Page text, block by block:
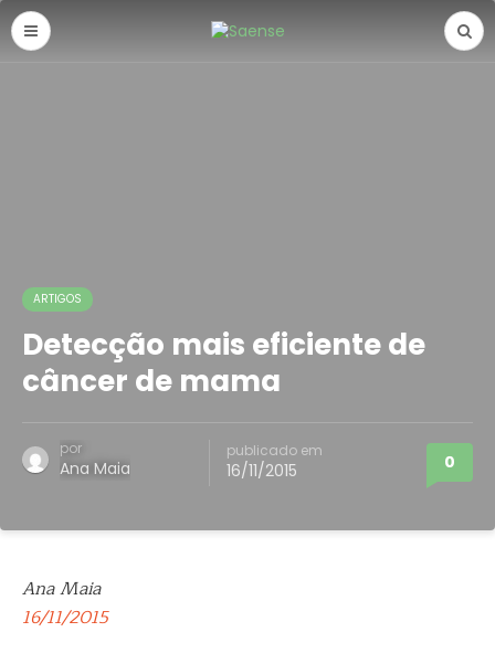
ARTIGOS
Detecção mais eficiente de
câncer de mama
por
Ana Maia
publicado em
16/11/2015 0
Ana Maia
16/11/2015